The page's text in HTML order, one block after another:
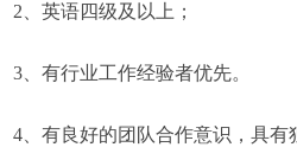
2、英语四级及以上；
3、有行业工作经验者优先。
4、有良好的团队合作意识，具有